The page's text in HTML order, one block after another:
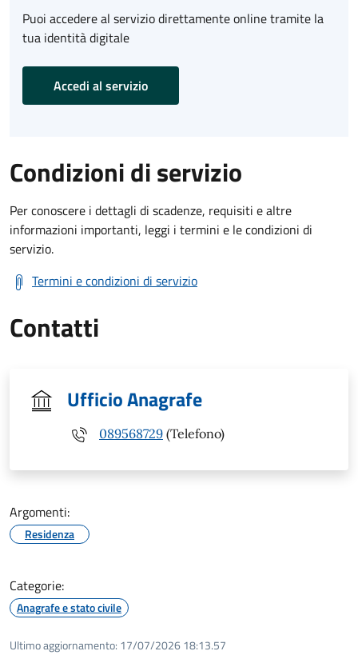
Puoi accedere al servizio direttamente online tramite la
tua identità digitale
Accedi al servizio
Condizioni di servizio
Per conoscere i dettagli di scadenze, requisiti e altre
informazioni importanti, leggi i termini e le condizioni di
servizio.
Termini e condizioni di servizio
Contatti
Ufficio Anagrafe
089568729 (Telefono)
Argomenti:
Residenza
Categorie:
Anagrafe e stato civile
Ultimo aggiornamento: 17/07/2026 18:13.57